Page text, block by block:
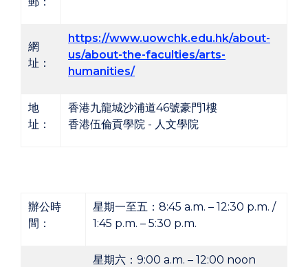
網
址：
https://www.uowchk.edu.hk/about-
us/about-the-faculties/arts-
humanities/
地
址：
香港九龍城沙浦道46號豪門1樓
香港伍倫貢學院 - 人文學院
辦公時
間：
星期一至五：8:45 a.m. – 12:30 p.m. /
1:45 p.m. – 5:30 p.m.
星期六：9:00 a.m. – 12:00 noon